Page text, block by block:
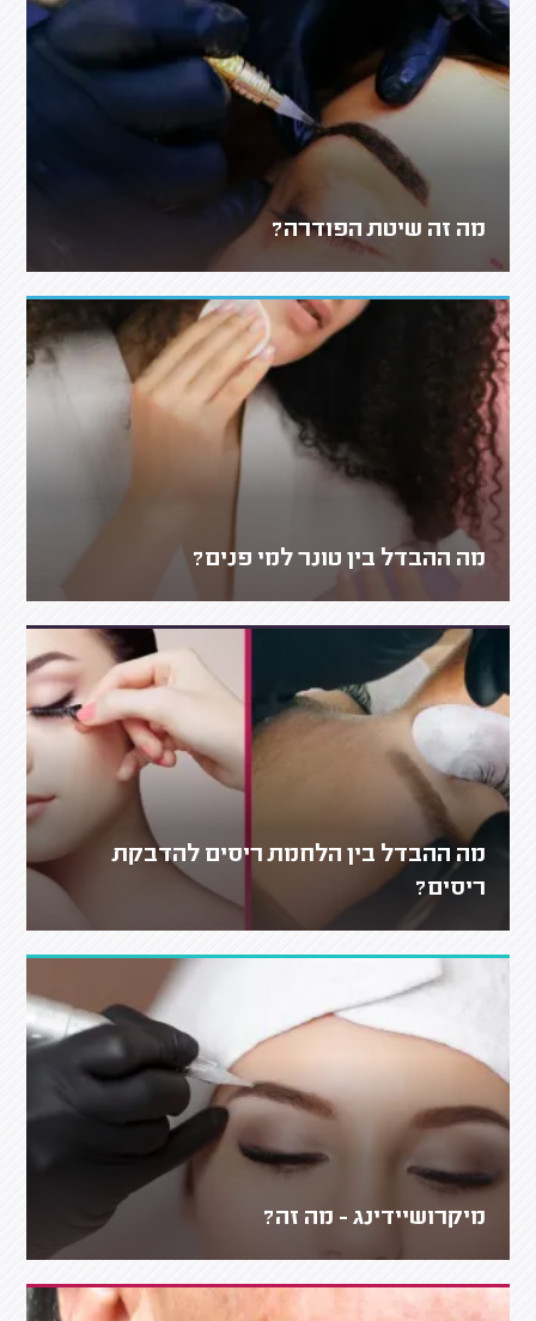
מה זה שיטת הפודרה?
מה ההבדל בין טונר למי פנים?
מה ההבדל בין הלחמת ריסים להדבקת
ריסים?
מיקרושיידינג - מה זה?